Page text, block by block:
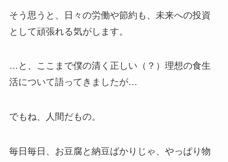
そう思うと、日々の労働や節約も、未来への投資
として頑張れる気がします。
…と、ここまで僕の清く正しい（？）理想の食生
活について語ってきましたが…
でもね、人間だもの。
毎日毎日、お豆腐と納豆ばかりじゃ、やっぱり物